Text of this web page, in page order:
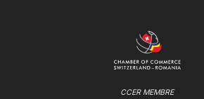
CCER MEMBRE